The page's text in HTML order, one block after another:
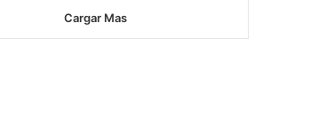
Cargar Mas